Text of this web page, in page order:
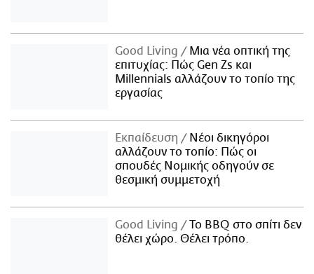
Good Living
Μια νέα οπτική της
επιτυχίας: Πώς Gen Zs και
Millennials αλλάζουν το τοπίο της
εργασίας
Εκπαίδευση
Νέοι δικηγόροι
αλλάζουν το τοπίο: Πώς οι
σπουδές Νομικής οδηγούν σε
θεσμική συμμετοχή
Good Living
Το BBQ στο σπίτι δεν
θέλει χώρο. Θέλει τρόπο.